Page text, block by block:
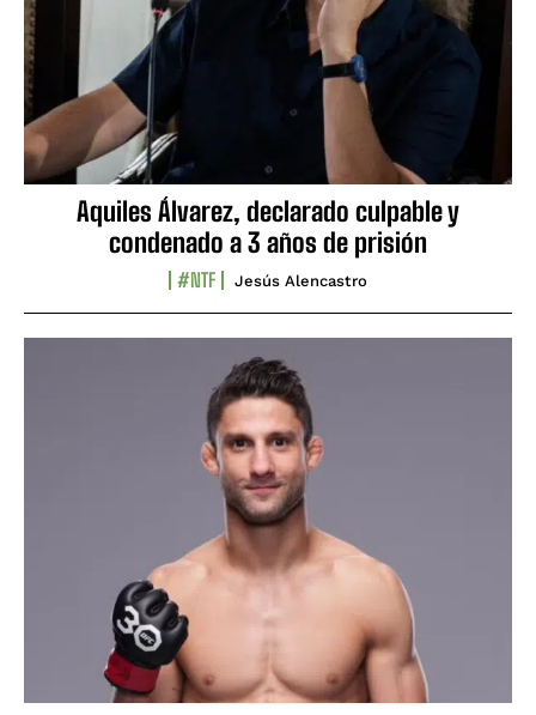
Aquiles Álvarez, declarado culpable y
condenado a 3 años de prisión
#NTF Jesús Alencastro